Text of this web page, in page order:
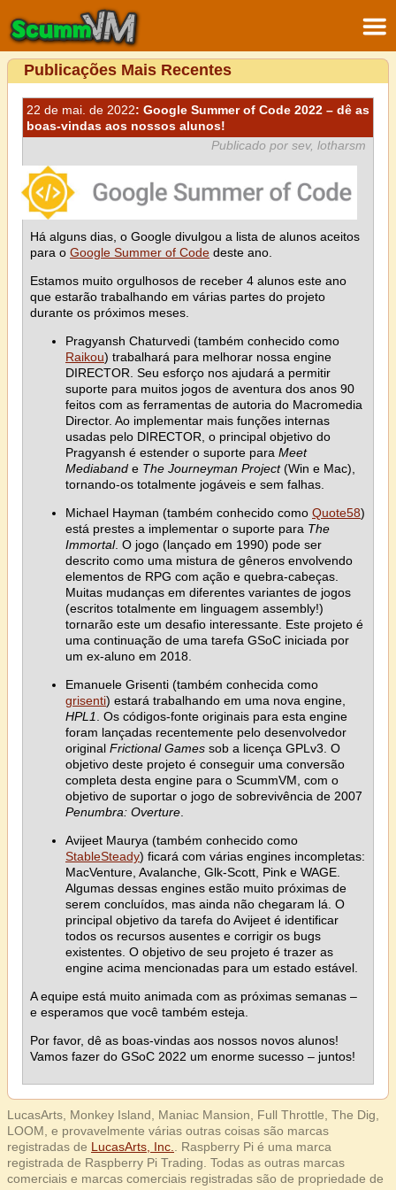
Publicações Mais Recentes
22 de mai. de 2022: Google Summer of Code 2022 – dê as
boas-vindas aos nossos alunos!
Publicado por sev, lotharsm
Há alguns dias, o Google divulgou a lista de alunos aceitos
para o Google Summer of Code deste ano.
Estamos muito orgulhosos de receber 4 alunos este ano
que estarão trabalhando em várias partes do projeto
durante os próximos meses.
Pragyansh Chaturvedi (também conhecido como
Raikou) trabalhará para melhorar nossa engine
DIRECTOR. Seu esforço nos ajudará a permitir
suporte para muitos jogos de aventura dos anos 90
feitos com as ferramentas de autoria do Macromedia
Director. Ao implementar mais funções internas
usadas pelo DIRECTOR, o principal objetivo do
Pragyansh é estender o suporte para Meet
Mediaband e The Journeyman Project(Win e Mac),
tornando-os totalmente jogáveis e sem falhas.
Michael Hayman (também conhecido como Quote58)
está prestes a implementar o suporte para The
Immortal. O jogo (lançado em 1990) pode ser
descrito como uma mistura de gêneros envolvendo
elementos de RPG com ação e quebra-cabeças.
Muitas mudanças em diferentes variantes de jogos
(escritos totalmente em linguagem assembly!)
tornarão este um desafio interessante. Este projeto é
uma continuação de uma tarefa GSoC iniciada por
um ex-aluno em 2018.
Emanuele Grisenti (também conhecida como
grisenti) estará trabalhando em uma nova engine,
HPL1
. Os códigos-fonte originais para esta engine
foram lançadas recentemente pelo desenvolvedor
original Frictional Games sob a licença GPLv3. O
objetivo deste projeto é conseguir uma conversão
completa desta engine para o ScummVM, com o
objetivo de suportar o jogo de sobrevivência de 2007
Penumbra: Overture
Avijeet Maurya (também conhecido como
StableSteady) ficará com várias engines incompletas:
MacVenture, Avalanche, Glk-Scott, Pink e WAGE.
Algumas dessas engines estão muito próximas de
serem concluídos, mas ainda não chegaram lá. O
principal objetivo da tarefa do Avijeet é identificar
todos os recursos ausentes e corrigir os bugs
existentes. O objetivo de seu projeto é trazer as
engine acima mencionadas para um estado estável.
A equipe está muito animada com as próximas semanas –
e esperamos que você também esteja.
Por favor, dê as boas-vindas aos nossos novos alunos!
Vamos fazer do GSoC 2022 um enorme sucesso – juntos!
LucasArts, Monkey Island, Maniac Mansion, Full Throttle, The Dig,
LOOM, e provavelmente várias outras coisas são marcas
registradas de LucasArts, Inc.
. Raspberry Pi é uma marca
registrada de Raspberry Pi Trading. Todas as outras marcas
comerciais e marcas comerciais registradas são de propriedade de